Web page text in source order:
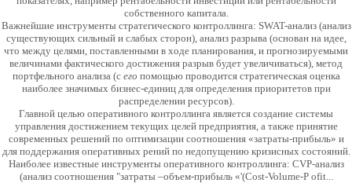
собственного капитала.
Важнейшие инструменты стратегического контроллинга: SWAT-анализ (анализ
существующих сильный и слабых сторон), анализ разрыва (основан на идее,
что между целями, поставленными в ходе планирования, и прогнозируемыми
величинами фактического достижения разрыв будет увеличиваться), метод
портфельного анализа (с его помощью проводится стратегическая оценка
наиболее значимых бизнес-единиц для определения приоритетов при
распределении ресурсов).
Главной целью оперативного контроллинга является создание системы
управления достижением текущих целей предприятия, а также принятие
современных решений по оптимизации соотношения «затраты-прибыль» и
для поддержания оперативных рений по недопущению кризисных состояний.
Наиболее известные инструменты оперативного контроллинга: CVP-анализ
(анализ соотношения "затраты –объем-прибыль «'(Cost-Volume-P ofit...